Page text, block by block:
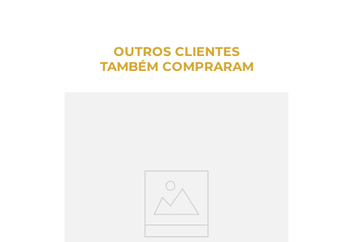
OUTROS CLIENTES
TAMBÉM COMPRARAM